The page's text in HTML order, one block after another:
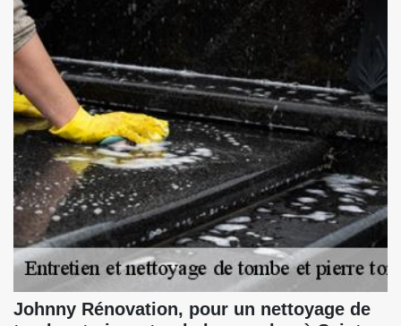
Johnny Rénovation, pour un nettoyage de